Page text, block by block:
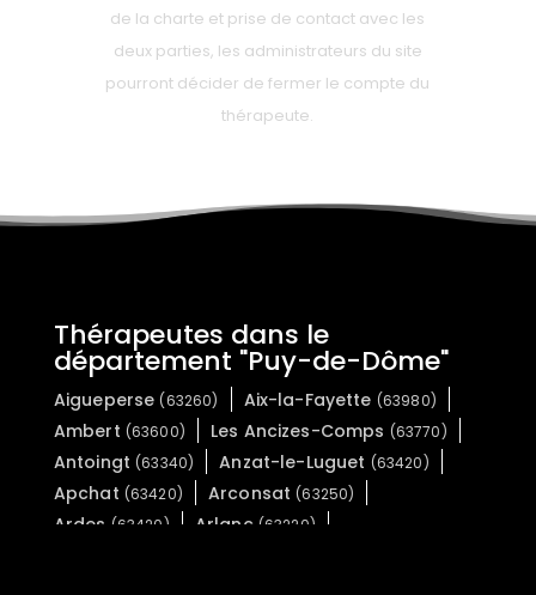
de la charte et prise de contact avec les
deux parties, les administrateurs du site
pourront décider de fermer le compte du
thérapeute.
Thérapeutes dans le
département "Puy-de-Dôme"
Aigueperse (63260) Aix-la-Fayette (63980)
Ambert (63600) Les Ancizes-Comps (63770)
Antoingt (63340) Anzat-le-Luguet (63420)
Apchat (63420) Arconsat (63250)
Ardes (63420) Arlanc (63220)